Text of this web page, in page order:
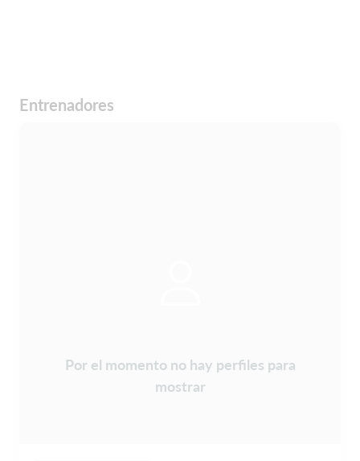
Entrenadores
Por el momento no hay perfiles para
mostrar